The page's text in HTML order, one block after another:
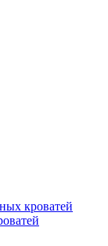
кроватей